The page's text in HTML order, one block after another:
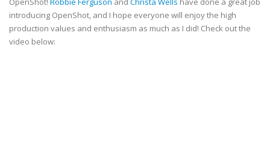
introducing OpenShot, and I hope everyone will enjoy the high
production values and enthusiasm as much as I did! Check out the
video below: